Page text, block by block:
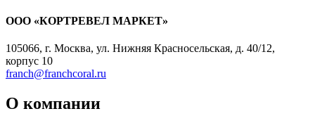
ООО «КОРТРЕВЕЛ МАРКЕТ»
105066, г. Москва, ул. Нижняя Красносельская, д. 40/12,
корпус 10
franch@franchcoral.ru
О компании